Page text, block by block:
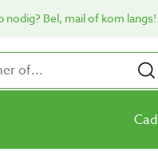
nodig? Bel, mail of kom langs!